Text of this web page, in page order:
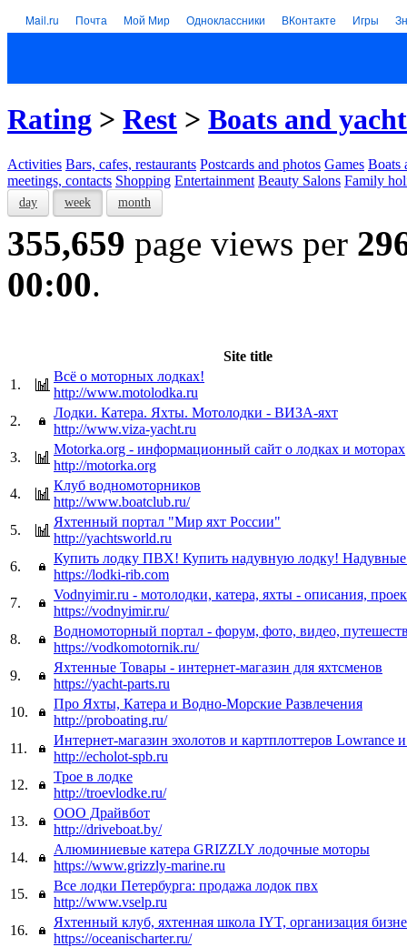
Mail.ru Почта Мой Мир Одноклассники ВКонтакте Игры
Rating > Rest > Boats and
Activities Bars, cafes, restaurants Postcards and photos Games Boats
meetings, contacts Shopping Entertainment Beauty Salons Family
day week month
355,659 page views per
00:00.
Site title
1.
Всё о моторных лодках!
http://www.motolodka.ru
2.
Лодки. Катера. Яхты. Мотолодки - ВИЗА-яхт
http://www.viza-yacht.ru
3.
Motorka.org - информационный сайт о лодках и моторах
http://motorka.org
4.
Клуб водномоторников
http://www.boatclub.ru/
5.
Яхтенный портал "Мир яхт России"
http://yachtsworld.ru
6.
Купить лодку ПВХ! Купить надувную лодку!
https://lodki-rib.com
7.
Vodnyimir.ru - мотолодки, катера, яхты - описания,
https://vodnyimir.ru/
8.
Водномоторный портал - форум, фото, видео,
https://vodkomotornik.ru/
9.
Яхтенные Товары - интернет-магазин для яхтсменов
https://yacht-parts.ru
10.
Про Яхты, Катера и Водно-Морские Развлечения
http://proboating.ru/
11.
Интернет-магазин эхолотов и картплоттеров Lowrance
http://echolot-spb.ru
12.
Трое в лодке
http://troevlodke.ru/
13.
ООО Драйвбот
http://driveboat.by/
14.
Алюминиевые катера GRIZZLY лодочные моторы
https://www.grizzly-marine.ru
15.
Все лодки Петербурга: продажа лодок пвх
http://www.vselp.ru
16.
Яхтенный клуб, яхтенная школа IYT, организация
https://oceanischarter.ru/